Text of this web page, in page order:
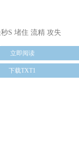
S 堵住 流精 攻失
立即阅读
下载TXT1